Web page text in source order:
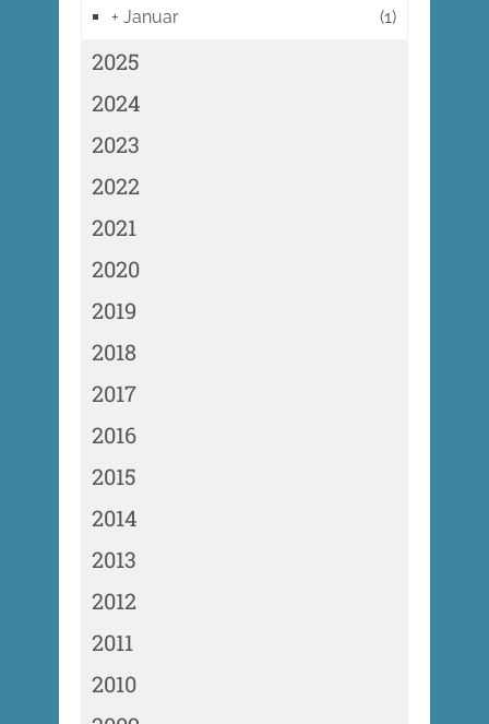
+ Januar (1)
2025
2024
2023
2022
2021
2020
2019
2018
2017
2016
2015
2014
2013
2012
2011
2010